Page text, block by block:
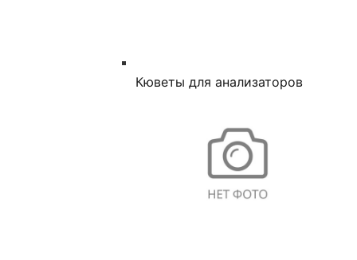
Кюветы для анализаторов